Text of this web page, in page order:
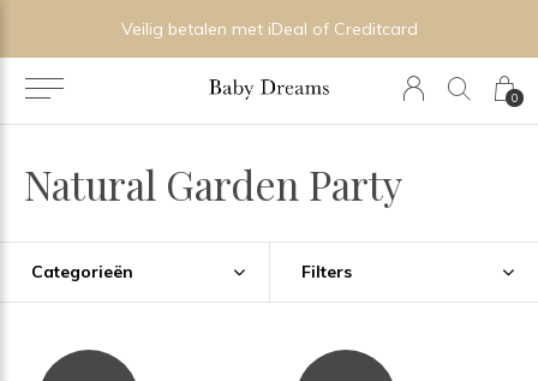
0
Persoonlijk advies in onze boutique
Natural Garden Party
Categorieën Filters